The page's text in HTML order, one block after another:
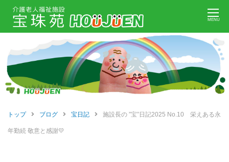
Skip
MENU
トップ ブログ 宝日記 施設長の ”宝”日記2025 No.10 栄えある永
年勤続 敬意と感謝💛